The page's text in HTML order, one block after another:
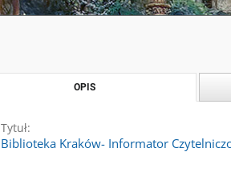
OPIS
Tytuł:
Biblioteka Kraków- Informator